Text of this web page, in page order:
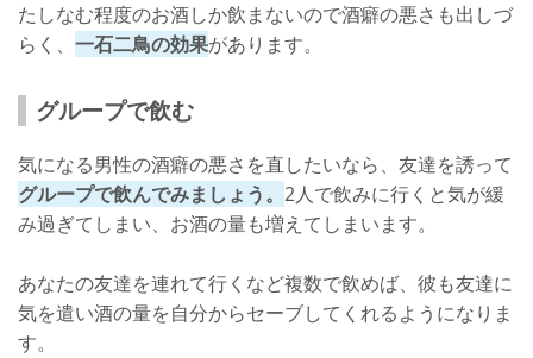
たしなむ程度のお酒しか飲まないので酒癖の悪さも出しづ
らく、 一石二鳥の効果があります。
グループで飲む
気になる男性の酒癖の悪さを直したいなら、友達を誘って
グループで飲んでみましょう。 2人で飲みに行くと気が緩
み過ぎてしまい、お酒の量も増えてしまいます。
あなたの友達を連れて行くなど複数で飲めば、彼も友達に
気を遣い酒の量を自分からセーブしてくれるようになりま
す。